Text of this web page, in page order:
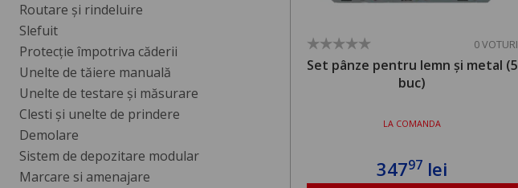
Routare şi rindeluire
Slefuit
Protecţie împotriva căderii
Unelte de tăiere manuală
Unelte de testare şi măsurare
Clesti şi unelte de prindere
Demolare
Sistem de depozitare modular
Marcare si amenajare
0 VOTURI
Set pânze pentru lemn și metal (5
buc)
LA COMANDA
34797 lei